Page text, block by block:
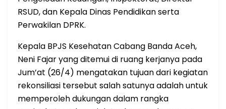
RSUD, dan Kepala Dinas Pendidikan serta
Perwakilan DPRK.
Kepala BPJS Kesehatan Cabang Banda Aceh,
Neni Fajar yang ditemui di ruang kerjanya pada
Jum’at (26/4) mengatakan tujuan dari kegiatan
rekonsiliasi tersebut salah satunya adalah untuk
memperoleh dukungan dalam rangka